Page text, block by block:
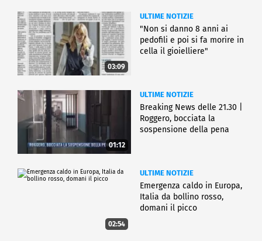
03:09
ULTIME NOTIZIE
"Non si danno 8 anni ai
pedofili e poi si fa morire in
cella il gioielliere"
01:12
ULTIME NOTIZIE
Breaking News delle 21.30 |
Roggero, bocciata la
sospensione della pena
02:54
ULTIME NOTIZIE
Emergenza caldo in Europa,
Italia da bollino rosso,
domani il picco